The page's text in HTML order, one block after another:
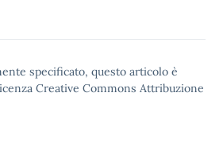
specificato, questo articolo è
Creative Commons Attribuzione